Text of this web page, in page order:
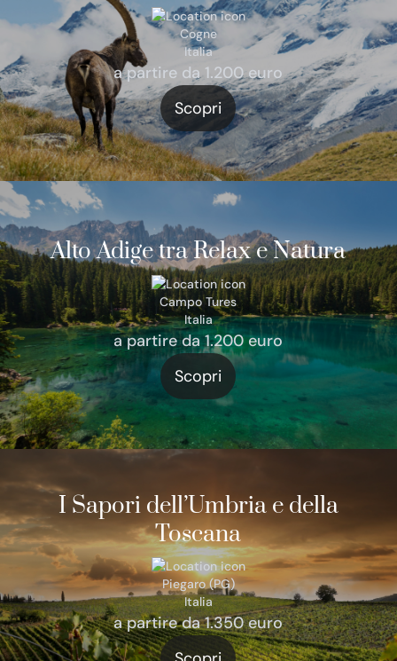
Cogne
Italia
a partire da 1.200 euro
Scopri
Alto Adige tra Relax e Natura
Campo Tures
Italia
a partire da 1.200 euro
Scopri
I Sapori dell’Umbria e della
Toscana
Piegaro (PG)
Italia
a partire da 1.350 euro